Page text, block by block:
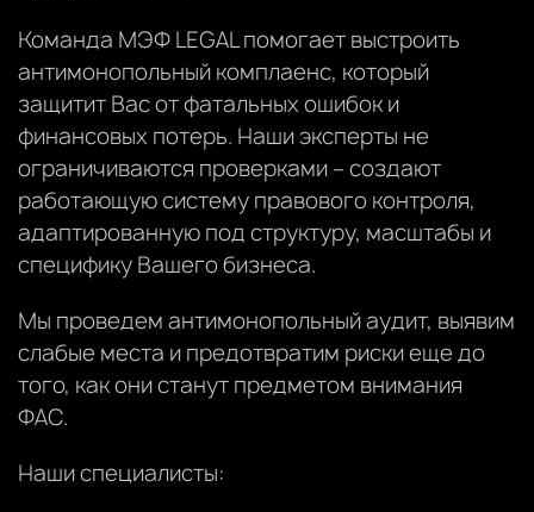
Команда МЭФ LEGAL помогает выстроить
антимонопольный комплаенс, который
защитит Вас от фатальных ошибок и
финансовых потерь. Наши эксперты не
ограничиваются проверками – создают
работающую систему правового контроля,
адаптированную под структуру, масштабы и
специфику Вашего бизнеса.
Мы проведем антимонопольный аудит, выявим
слабые места и предотвратим риски еще до
того, как они станут предметом внимания
ФАС.
Наши специалисты: